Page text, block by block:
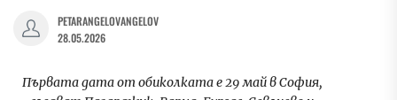
PETARANGELOVANGELOV
28.05.2026
Първата дата от обиколката е 29 май в София,